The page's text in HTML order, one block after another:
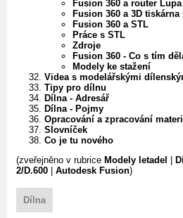
Fusion 360 a router Lupa
Fusion 360 a 3D tiskárna
Fusion 360 a STL
Práce s STL
Zdroje
Fusion 360 - Co s tím
Modely ke stažení
Videa s modelářskými
Tipy pro dílnu
Dílna - Adresář
Dílna - Pojmy
Opracování a zpracování
Slovníček
Co je tu nového
(zveřejněno v rubrice Modely letadel |
2/D.600 | Autodesk Fusion)
Dílna